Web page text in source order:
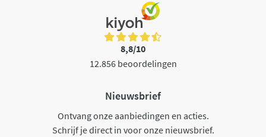
8,8/10
12.856 beoordelingen
Nieuwsbrief
Ontvang onze aanbiedingen en acties.
Schrijf je direct in voor onze nieuwsbrief.